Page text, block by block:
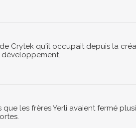
Crytek qu'il occupait depuis la
développement.
les frères Yerli avaient fermé